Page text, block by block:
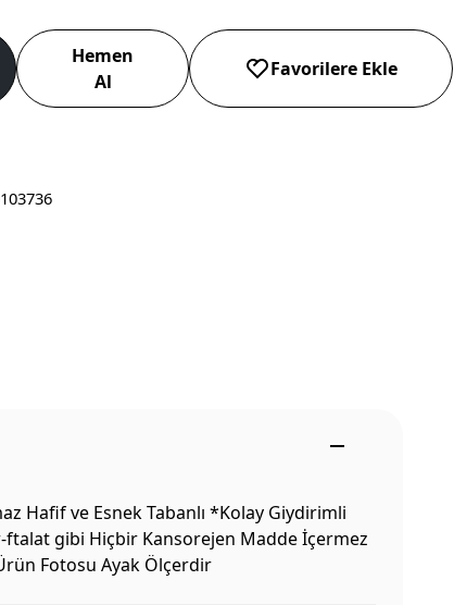
Hemen
Al
Favorilere Ekle
Hafif ve Esnek Tabanlı *Kolay Giydirimli
ftalat gibi Hiçbir Kansorejen Madde İçermez
Fotosu Ayak Ölçerdir